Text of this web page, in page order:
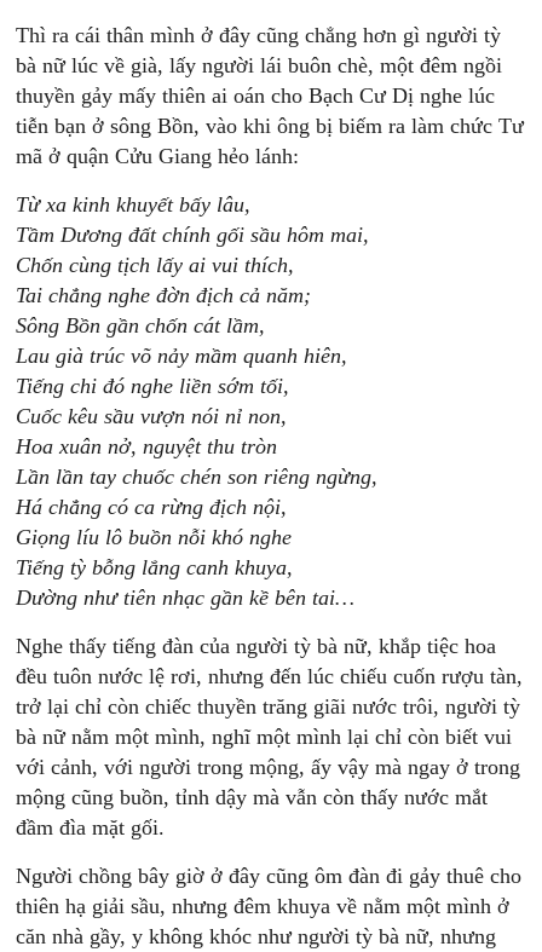
Thì ra cái thân mình ở đây cũng chẳng hơn gì người tỳ
bà nữ lúc về già, lấy người lái buôn chè, một đêm ngồi
thuyền gảy mấy thiên ai oán cho Bạch Cư Dị nghe lúc
tiễn bạn ở sông Bồn, vào khi ông bị biếm ra làm chức Tư
mã ở quận Cửu Giang hẻo lánh:
Từ xa kinh khuyết bấy lâu,
Tầm Dương đất chính gối sầu hôm mai,
Chốn cùng tịch lấy ai vui thích,
Tai chẳng nghe đờn địch cả năm;
Sông Bồn gần chốn cát lầm,
Lau già trúc võ nảy mầm quanh hiên,
Tiếng chi đó nghe liền sớm tối,
Cuốc kêu sầu vượn nói nỉ non,
Hoa xuân nở, nguyệt thu tròn
Lần lần tay chuốc chén son riêng ngừng,
Há chẳng có ca rừng địch nội,
Giọng líu lô buồn nỗi khó nghe
Tiếng tỳ bỗng lắng canh khuya,
Dường như tiên nhạc gần kề bên tai…
Nghe thấy tiếng đàn của người tỳ bà nữ, khắp tiệc hoa
đều tuôn nước lệ rơi, nhưng đến lúc chiếu cuốn rượu tàn,
trở lại chỉ còn chiếc thuyền trăng giãi nước trôi, người tỳ
bà nữ nằm một mình, nghĩ một mình lại chỉ còn biết vui
với cảnh, với người trong mộng, ấy vậy mà ngay ở trong
mộng cũng buồn, tỉnh dậy mà vẫn còn thấy nước mắt
đầm đìa mặt gối.
Người chồng bây giờ ở đây cũng ôm đàn đi gảy thuê cho
thiên hạ giải sầu, nhưng đêm khuya về nằm một mình ở
căn nhà gầy, y không khóc như người tỳ bà nữ, nhưng